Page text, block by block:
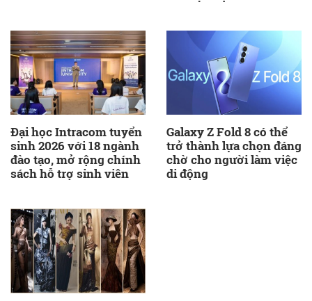
Đại học Intracom tuyển
sinh 2026 với 18 ngành
đào tạo, mở rộng chính
sách hỗ trợ sinh viên
Galaxy Z Fold 8 có thể
trở thành lựa chọn đáng
chờ cho người làm việc
di động